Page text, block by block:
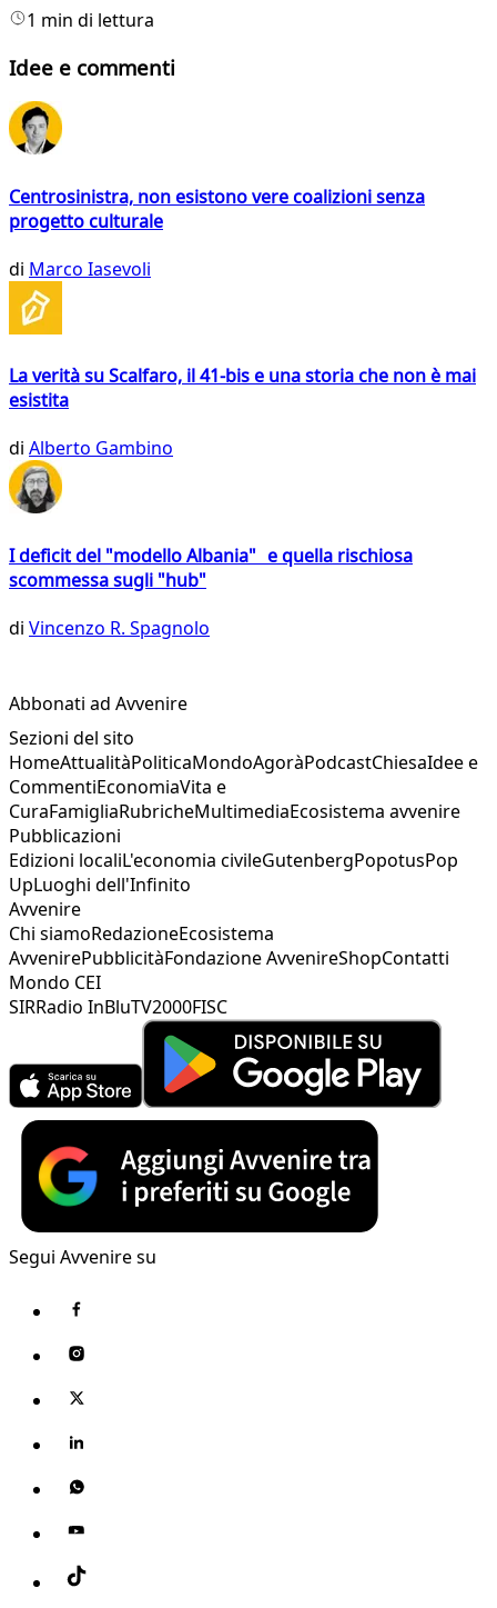
1 min di lettura
Idee e commenti
Centrosinistra, non esistono vere coalizioni senza
progetto culturale
di Marco Iasevoli
La verità su Scalfaro, il 41-bis e una storia che non è mai
esistita
di Alberto Gambino
I deficit del "modello Albania" e quella rischiosa
scommessa sugli "hub"
di Vincenzo R. Spagnolo
Abbonati ad Avvenire
Sezioni del sito
HomeAttualitàPoliticaMondoAgoràPodcastChiesaIdee e
CommentiEconomiaVita e
CuraFamigliaRubricheMultimediaEcosistema avvenire
Pubblicazioni
Edizioni localiL'economia civileGutenbergPopotusPop
UpLuoghi dell'Infinito
Avvenire
Chi siamoRedazioneEcosistema
AvvenirePubblicitàFondazione AvvenireShopContatti
Mondo CEI
SIRRadio InBluTV2000FISC
Segui Avvenire su